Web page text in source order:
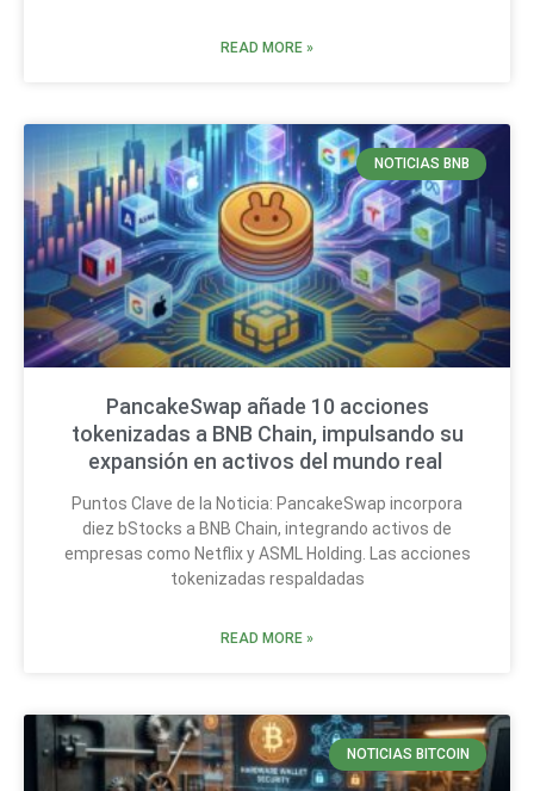
READ MORE »
NOTICIAS BNB
PancakeSwap añade 10 acciones
tokenizadas a BNB Chain, impulsando su
expansión en activos del mundo real
Puntos Clave de la Noticia: PancakeSwap incorpora
diez bStocks a BNB Chain, integrando activos de
empresas como Netflix y ASML Holding. Las acciones
tokenizadas respaldadas
READ MORE »
NOTICIAS BITCOIN